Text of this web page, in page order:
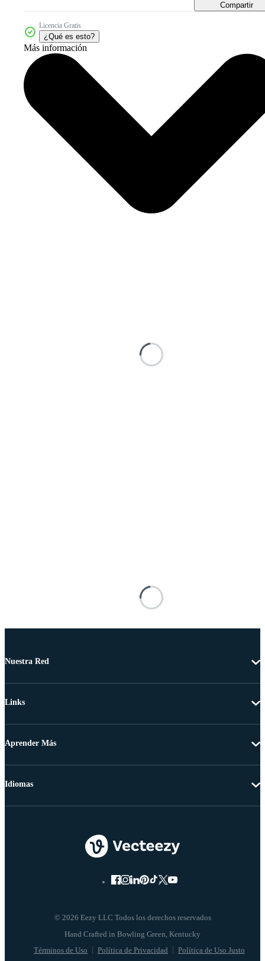
Compartir
Licencia Gratis
¿Qué es esto?
Más información
Nuestra Red
Links
Aprender Más
© 2026 Eezy LLC Todos los derechos reservados
Términos de Uso Política de Privacidad Política de Uso Justo
Idiomas